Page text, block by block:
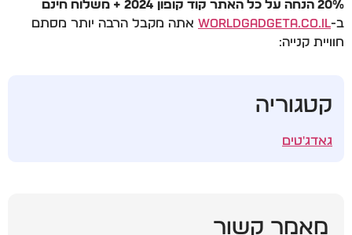
20% הנחה על כל האתר קוד קופון 2024 + משלוח חינם
ב-WorldGadgeta.co.il אתה מקבל הרבה יותר מסתם
חוויית קנייה:
קטגוריה
גאדג'טים
מאמר קשור